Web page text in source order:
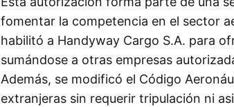
fomentar la competencia en el sector
habilitó a Handyway Cargo S.A. para
sumándose a otras empresas
Además, se modificó el Código
extranjeras sin requerir tripulación ni